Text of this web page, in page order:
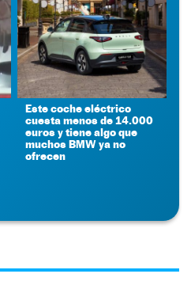
Este coche eléctrico
cuesta menos de 14.000
euros y tiene algo que
muchos BMW ya no
ofrecen